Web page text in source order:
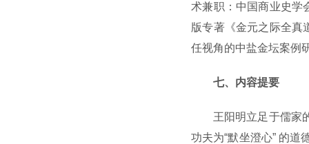
术兼职：中国商业史学
版专著《金元之际全
任视角的中盐金坛案例
七、内容提要
王阳明立足于儒家
功夫为“默坐澄心” 的道